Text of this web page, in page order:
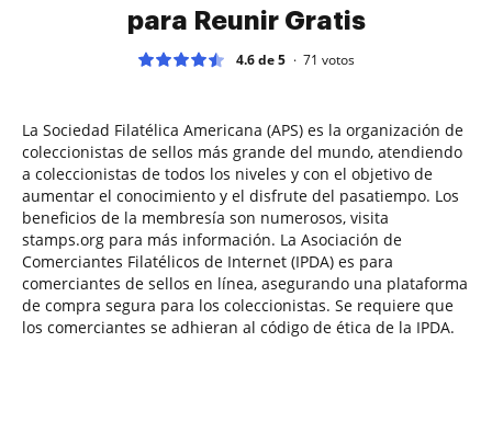
para Reunir Gratis
4.6 de 5 71 votos
La Sociedad Filatélica Americana (APS) es la organización de
coleccionistas de sellos más grande del mundo, atendiendo
a coleccionistas de todos los niveles y con el objetivo de
aumentar el conocimiento y el disfrute del pasatiempo. Los
beneficios de la membresía son numerosos, visita
stamps.org para más información. La Asociación de
Comerciantes Filatélicos de Internet (IPDA) es para
comerciantes de sellos en línea, asegurando una plataforma
de compra segura para los coleccionistas. Se requiere que
los comerciantes se adhieran al código de ética de la IPDA.